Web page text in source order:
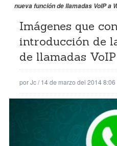
nueva función de llamadas VoIP a
Imágenes que
introducción de
de llamadas
porJc/14 de marzo del 2014 8:06